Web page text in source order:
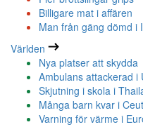
Billigare mat i affären
Man från gäng dömd i
Världen
Nya platser att skydda
Ambulans attackerad i
Skjutning i skola i
Många barn kvar i
Varning för värme i